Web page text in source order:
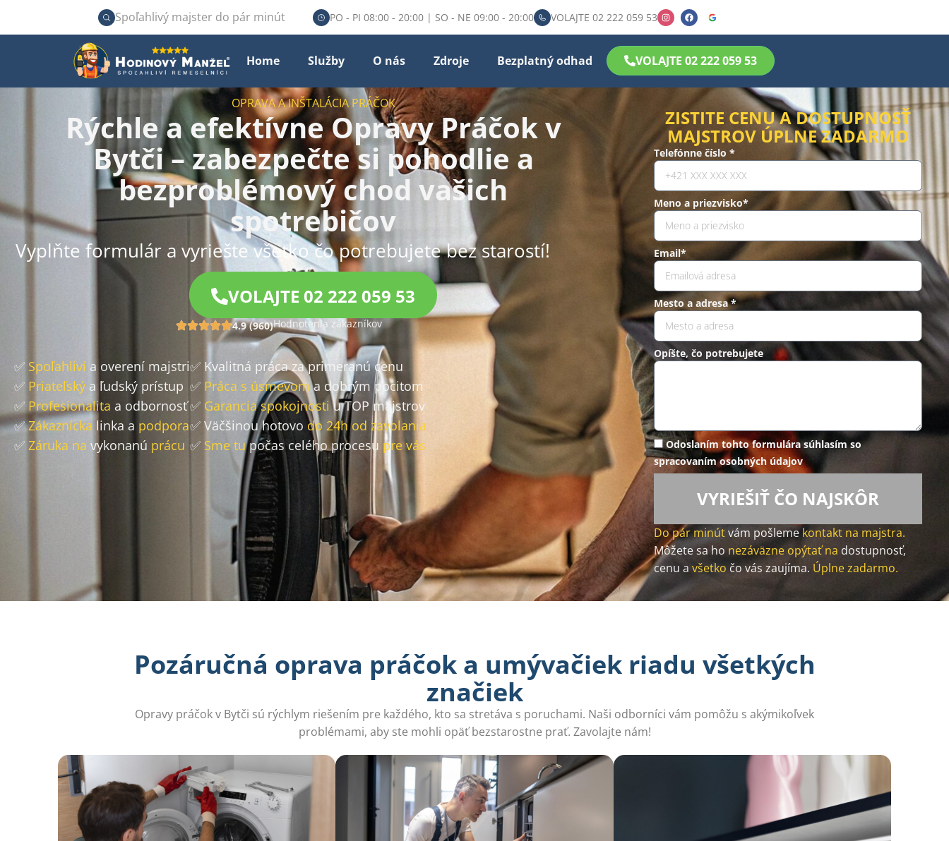
Spoľahlivý majster do pár minút PO - PI 08:00 - 20:00 | SO - NE 09:00 - 20:00 VOLAJTE 02 222 059 53
Home Služby O nás Zdroje Bezplatný odhad VOLAJTE 02 222 059 53
OPRAVA A INŠTALÁCIA PRÁČOK
Rýchle a efektívne Opravy Práčok v
Bytči – zabezpečte si pohodlie a
bezproblémový chod vašich
spotrebičov
Vyplňte formulár a vyriešte všetko čo potrebujete bez starostí!
VOLAJTE 02 222 059 53
4.9 (960)Hodnotenia zákazníkov
✅ Spoľahliví a overení majstri
✅ Priateľský a ľudský prístup
✅ Profesionalita a odbornosť
✅Zákaznícka linka a podpora
✅ Záruka na vykonanú prácu
✅ Kvalitná práca za primeranú cenu
✅ Práca s úsmevoma dobrým pocitom
✅ Garancia spokojnostiu TOP majstrov
✅ Väčšinou hotovo do 24h od zavolania
✅ Sme tupočas celého procesu pre vás
ZISTITE CENU A DOSTUPNOSŤ
MAJSTROV ÚPLNE ZADARMO
Telefónne číslo *
Meno a priezvisko*
Email*
Mesto a adresa *
Opíšte, čo potrebujete
Odoslaním tohto formulára súhlasím so
spracovaním osobných údajov
VYRIEŠIŤ ČO NAJSKÔR
Do pár minútvám pošlemekontakt na majstra.
Môžete sa ho nezáväzne opýtať na dostupnosť,
cenu a všetkočo vás zaujíma. Úplne zadarmo.
Pozáručná oprava práčok a umývačiek riadu všetkých
značiek
Opravy práčok v Bytči sú rýchlym riešením pre každého, kto sa stretáva s poruchami. Naši odborníci vám pomôžu s akýmikoľvek
problémami, aby ste mohli opäť bezstarostne prať. Zavolajte nám!